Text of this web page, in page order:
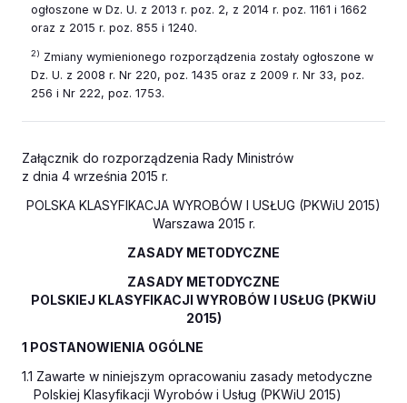
ogłoszone w Dz. U. z 2013 r. poz. 2, z 2014 r. poz. 1161 i 1662
oraz z 2015 r. poz. 855 i 1240.
2) Zmiany wymienionego rozporządzenia zostały ogłoszone w
Dz. U. z 2008 r. Nr 220, poz. 1435 oraz z 2009 r. Nr 33, poz.
256 i Nr 222, poz. 1753.
Załącznik do rozporządzenia Rady Ministrów
z dnia 4 września 2015 r.
POLSKA KLASYFIKACJA WYROBÓW I USŁUG (PKWiU 2015)
Warszawa 2015 r.
ZASADY METODYCZNE
ZASADY METODYCZNE
POLSKIEJ KLASYFIKACJI WYROBÓW I USŁUG (PKWiU
2015)
1 POSTANOWIENIA OGÓLNE
1.1 Zawarte w niniejszym opracowaniu zasady metodyczne
Polskiej Klasyfikacji Wyrobów i Usług (PKWiU 2015)